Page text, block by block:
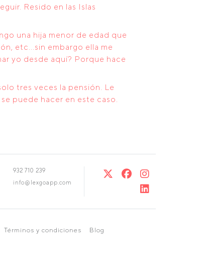
Resido en las Islas
una hija menor de edad que
etc...sin embargo ella me
yo desde aquí? Porque hace
tres veces la pensión. Le
puede hacer en este caso.
932 710 239
info@lexgoapp.com
Términos y condiciones Blog